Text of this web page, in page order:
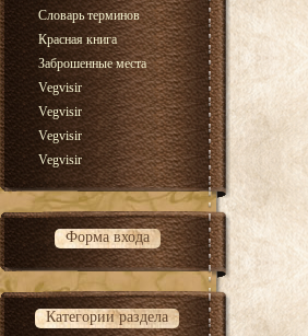
Словарь терминов
Красная книга
Заброшенные места
Vegvisir
Vegvisir
Vegvisir
Vegvisir
Форма входа
Категории раздела